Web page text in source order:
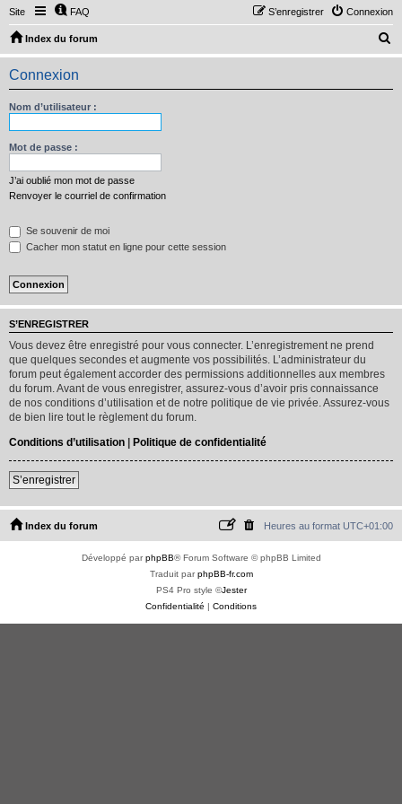
Site FAQ Connexion
S’enregistrer
Index du forum
e
Connexion
Nom d’utilisateur :
Mot de passe :
J’ai oublié mon mot de passe
Renvoyer le courriel de confirmation
Se souvenir de moi
Cacher mon statut en ligne pour cette session
S’ENREGISTRER
Vous devez être enregistré pour vous connecter. L’enregistrement ne prend
que quelques secondes et augmente vos possibilités. L’administrateur du
forum peut également accorder des permissions additionnelles aux membres
du forum. Avant de vous enregistrer, assurez-vous d’avoir pris connaissance
de nos conditions d’utilisation et de notre politique de vie privée. Assurez-vous
de bien lire tout le règlement du forum.
Conditions d’utilisation | Politique de confidentialité
S’enregistrer
Index du forum Heures au format UTC+01:00
Développé parphpBB® Forum Software © phpBB Limited
Traduit parphpBB-fr.com
PS4 Pro style ©Jester
Confidentialité | Conditions